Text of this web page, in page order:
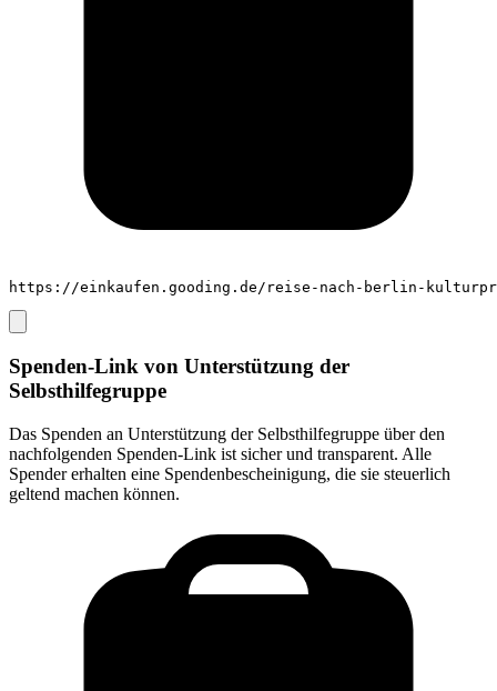
https://einkaufen.gooding.de/reise-nach-berlin-
Spenden-Link von Unterstützung der
Selbsthilfegruppe
Das Spenden an Unterstützung der Selbsthilfegruppe über den
nachfolgenden Spenden-Link ist sicher und transparent. Alle
Spender erhalten eine Spendenbescheinigung, die sie steuerlich
geltend machen können.